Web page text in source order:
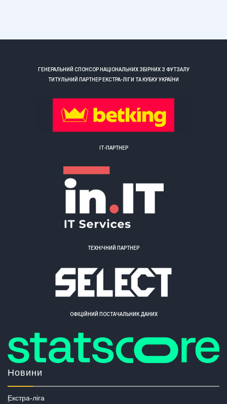
ГЕНЕРАЛЬНИЙ СПОНСОР НАЦІОНАЛЬНИХ ЗБІРНИХ З ФУТЗАЛУ
ТИТУЛЬНИЙ ПАРТНЕР ЕКСТРА-ЛІГИ ТА КУБКУ УКРАЇНИ
ІТ-ПАРТНЕР
ТЕХНІЧНИЙ ПАРТНЕР
ОФІЦІЙНИЙ ПОСТАЧАЛЬНИК ДАНИХ
Новини
Екстра-ліга